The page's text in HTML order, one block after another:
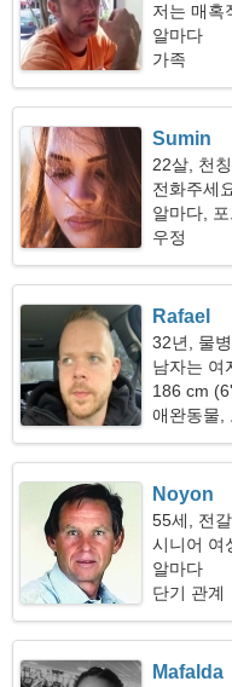
저는 매혹
알마다
가족
Sumin
22살, 천
전화주세
알마다,
우정
Rafael
32년, 물
남자는 여
186 cm
애완동물,
Noyon
55세, 전
시니어 여
알마다
단기 관계
Mafalda